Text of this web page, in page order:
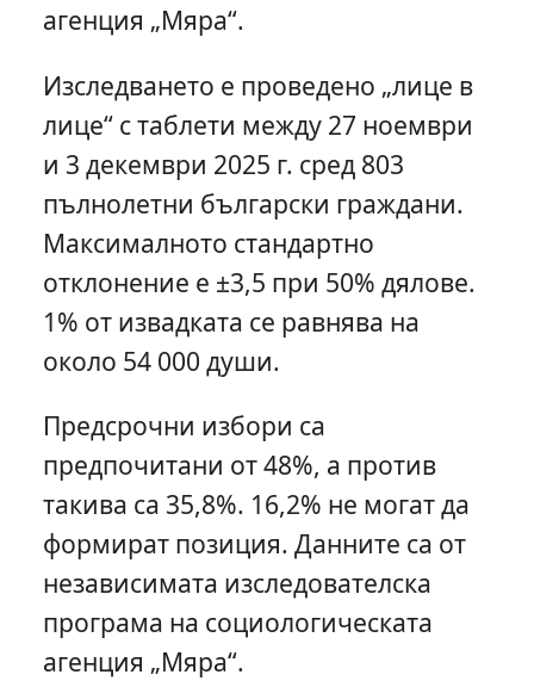
агенция „Мяра“.
Изследването е проведено „лице в
лице“ с таблети между 27 ноември
и 3 декември 2025 г. сред 803
пълнолетни български граждани.
Максималното стандартно
отклонение е ±3,5 при 50% дялове.
1% от извадката се равнява на
около 54 000 души.
Предсрочни избори са
предпочитани от 48%, а против
такива са 35,8%. 16,2% не могат да
формират позиция. Данните са от
независимата изследователска
програма на социологическата
агенция „Мяра“.